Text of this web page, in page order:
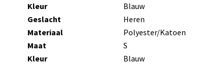
Kleur
Blauw
Geslacht
Heren
Materiaal
Polyester/Katoen
Maat
S
Kleur
Blauw